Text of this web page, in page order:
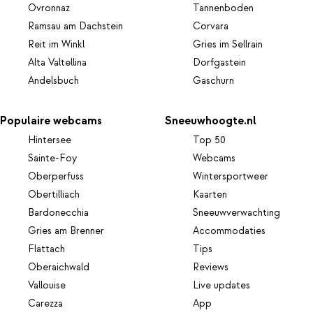
Ovronnaz
Ramsau am Dachstein
Reit im Winkl
Alta Valtellina
Andelsbuch
Tannenboden
Corvara
Gries im Sellrain
Dorfgastein
Gaschurn
Populaire webcams
Hintersee
Sainte-Foy
Oberperfuss
Obertilliach
Bardonecchia
Gries am Brenner
Flattach
Oberaichwald
Vallouise
Carezza
Sneeuwhoogte.nl
Top 50
Webcams
Wintersportweer
Kaarten
Sneeuwverwachting
Accommodaties
Tips
Reviews
Live updates
App